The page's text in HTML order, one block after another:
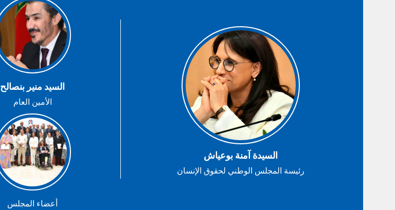
السيدة آمنة بوعياش
رئيسة المجلس الوطني لحقوق الإنسان
السيد منير بنصالح
الأمين العام
أعضاء المجلس